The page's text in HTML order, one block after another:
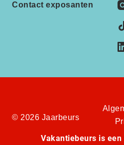
Contact exposanten
© 2026 Jaarbeurs
Vakantiebeurs is